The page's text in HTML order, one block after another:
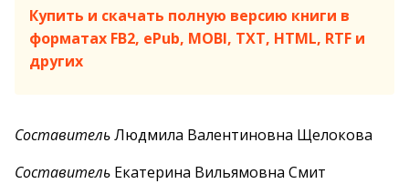
Купить и скачать полную версию книги в
форматах FB2, ePub, MOBI, TXT, HTML, RTF и
других
СоставительЛюдмила Валентиновна Щелокова
Составитель Екатерина Вильямовна Смит